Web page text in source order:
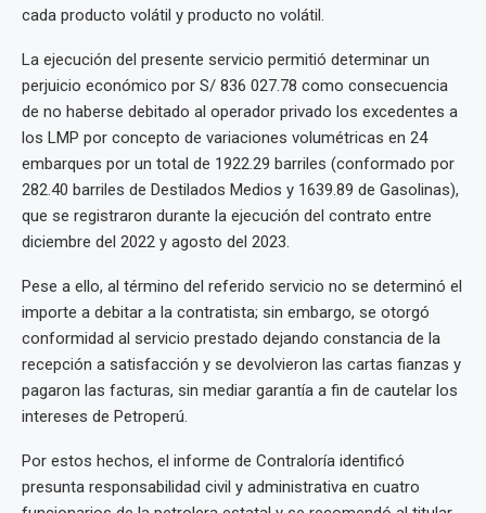
cada producto volátil y producto no volátil.
La ejecución del presente servicio permitió determinar un
perjuicio económico por S/ 836 027.78 como consecuencia
de no haberse debitado al operador privado los excedentes a
los LMP por concepto de variaciones volumétricas en 24
embarques por un total de 1922.29 barriles (conformado por
282.40 barriles de Destilados Medios y 1639.89 de Gasolinas),
que se registraron durante la ejecución del contrato entre
diciembre del 2022 y agosto del 2023.
Pese a ello, al término del referido servicio no se determinó el
importe a debitar a la contratista; sin embargo, se otorgó
conformidad al servicio prestado dejando constancia de la
recepción a satisfacción y se devolvieron las cartas fianzas y
pagaron las facturas, sin mediar garantía a fin de cautelar los
intereses de Petroperú.
Por estos hechos, el informe de Contraloría identificó
presunta responsabilidad civil y administrativa en cuatro